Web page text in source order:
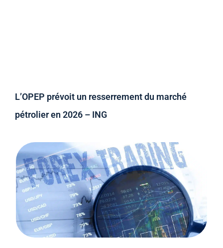
L’OPEP prévoit un resserrement du marché
pétrolier en 2026 – ING